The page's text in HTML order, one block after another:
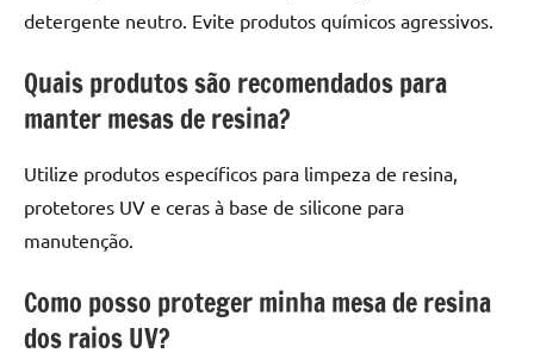
detergente neutro. Evite produtos químicos agressivos.
Quais produtos são recomendados para
manter mesas de resina?
Utilize produtos específicos para limpeza de resina,
protetores UV e ceras à base de silicone para
manutenção.
Como posso proteger minha mesa de resina
dos raios UV?